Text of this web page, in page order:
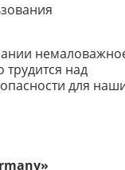
над
для